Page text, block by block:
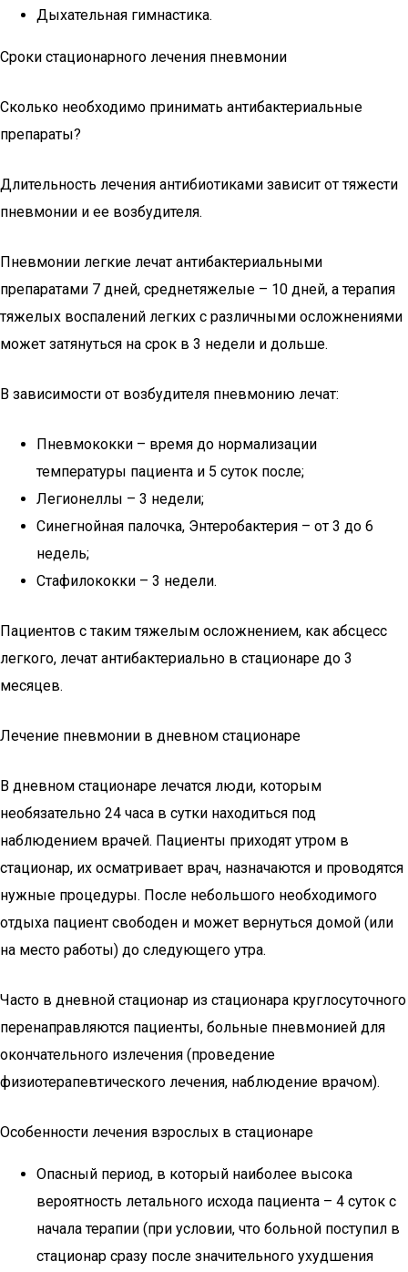
Дыхательная гимнастика.
Сроки стационарного лечения пневмонии
Сколько необходимо принимать антибактериальные
препараты?
Длительность лечения антибиотиками зависит от тяжести
пневмонии и ее возбудителя.
Пневмонии легкие лечат антибактериальными
препаратами 7 дней, среднетяжелые – 10 дней, а терапия
тяжелых воспалений легких с различными осложнениями
может затянуться на срок в 3 недели и дольше.
В зависимости от возбудителя пневмонию лечат:
Пневмококки – время до нормализации
температуры пациента и 5 суток после;
Легионеллы – 3 недели;
Синегнойная палочка, Энтеробактерия – от 3 до 6
недель;
Стафилококки – 3 недели.
Пациентов с таким тяжелым осложнением, как абсцесс
легкого, лечат антибактериально в стационаре до 3
месяцев.
Лечение пневмонии в дневном стационаре
В дневном стационаре лечатся люди, которым
необязательно 24 часа в сутки находиться под
наблюдением врачей. Пациенты приходят утром в
стационар, их осматривает врач, назначаются и проводятся
нужные процедуры. После небольшого необходимого
отдыха пациент свободен и может вернуться домой (или
на место работы) до следующего утра.
Часто в дневной стационар из стационара круглосуточного
перенаправляются пациенты, больные пневмонией для
окончательного излечения (проведение
физиотерапевтического лечения, наблюдение врачом).
Особенности лечения взрослых в стационаре
Опасный период, в который наиболее высока
вероятность летального исхода пациента – 4 суток с
начала терапии (при условии, что больной поступил в
стационар сразу после значительного ухудшения